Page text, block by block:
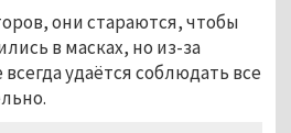
они стараются, чтобы
в масках, но из-за
удаётся соблюдать все